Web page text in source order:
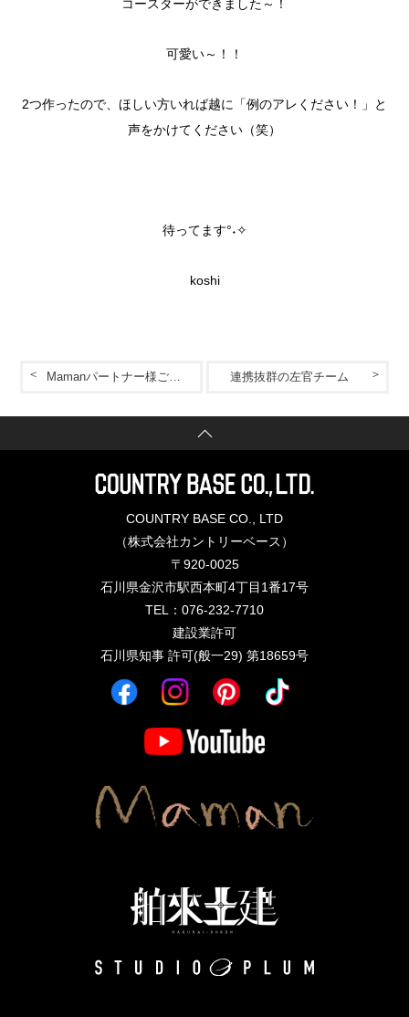
コースターができました～！
可愛い～！！
2つ作ったので、ほしい方いれば越に「例のアレください！」と
声をかけてください（笑）
待ってます°˖✧
koshi
連携抜群の左官チーム
Mamanパートナー様ご紹介vol.2
COUNTRY BASE CO., LTD
（株式会社カントリーベース）
〒920-0025
石川県金沢市駅西本町4丁目1番17号
TEL：076-232-7710
建設業許可
石川県知事 許可(般一29) 第18659号